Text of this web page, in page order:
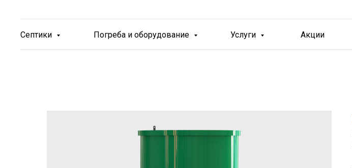
Септики Погреба и оборудование Услуги Акции